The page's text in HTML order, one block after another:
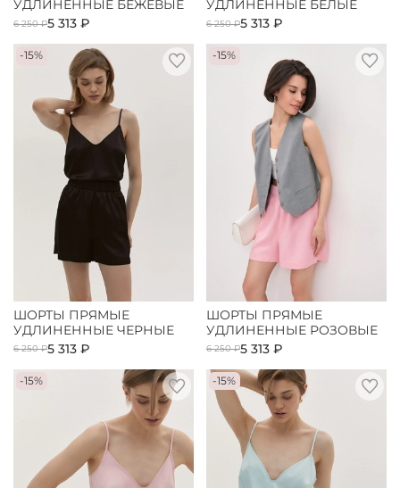
УДЛИНЕННЫЕ БЕЖЕВЫЕ
6 250 ₽5 313 ₽
УДЛИНЕННЫЕ БЕЛЫЕ
6 250 ₽5 313 ₽
-15%
ШОРТЫ ПРЯМЫЕ
УДЛИНЕННЫЕ ЧЕРНЫЕ
6 250 ₽5 313 ₽
-15%
ШОРТЫ ПРЯМЫЕ
УДЛИНЕННЫЕ РОЗОВЫЕ
6 250 ₽5 313 ₽
-15% -15%